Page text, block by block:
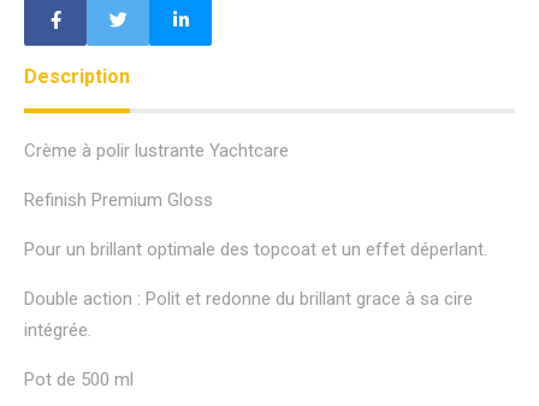
Description
Crème à polir lustrante Yachtcare
Refinish Premium Gloss
Pour un brillant optimale des topcoat et un effet déperlant.
Double action : Polit et redonne du brillant grace à sa cire
intégrée.
Pot de 500 ml